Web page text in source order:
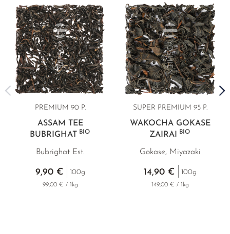
PREMIUM 90 P.
ASSAM TEE
BUBRIGHAT
BIO
Bubrighat Est.
9,90 € 100g
99,00 € / 1kg
SUPER PREMIUM 95 P.
WAKOCHA GOKASE
ZAIRAI
BIO
Gokase, Miyazaki
14,90 € 100g
149,00 € / 1kg